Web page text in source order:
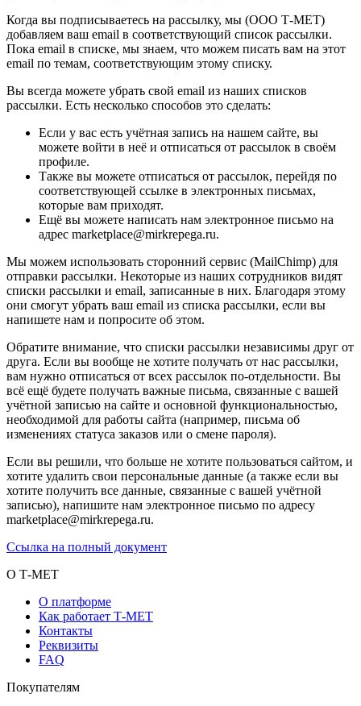
Когда вы подписываетесь на рассылку, мы (ООО Т-МЕТ)
добавляем ваш email в соответствующий список рассылки.
Пока email в списке, мы знаем, что можем писать вам на этот
email по темам, соответствующим этому списку.
Вы всегда можете убрать свой email из наших списков
рассылки. Есть несколько способов это сделать:
Если у вас есть учётная запись на нашем сайте, вы
можете войти в неё и отписаться от рассылок в своём
профиле.
Также вы можете отписаться от рассылок, перейдя по
соответствующей ссылке в электронных письмах,
которые вам приходят.
Ещё вы можете написать нам электронное письмо на
адрес marketplace@mirkrepega.ru.
Мы можем использовать сторонний сервис (MailChimp) для
отправки рассылки. Некоторые из наших сотрудников видят
списки рассылки и email, записанные в них. Благодаря этому
они смогут убрать ваш email из списка рассылки, если вы
напишете нам и попросите об этом.
Обратите внимание, что списки рассылки независимы друг от
друга. Если вы вообще не хотите получать от нас рассылки,
вам нужно отписаться от всех рассылок по-отдельности. Вы
всё ещё будете получать важные письма, связанные с вашей
учётной записью на сайте и основной функциональностью,
необходимой для работы сайта (например, письма об
изменениях статуса заказов или о смене пароля).
Если вы решили, что больше не хотите пользоваться сайтом, и
хотите удалить свои персональные данные (а также если вы
хотите получить все данные, связанные с вашей учётной
записью), напишите нам электронное письмо по адресу
marketplace@mirkrepega.ru.
Ссылка на полный документ
О Т-МЕТ
О платформе
Как работает Т-МЕТ
Контакты
Реквизиты
FAQ
Покупателям